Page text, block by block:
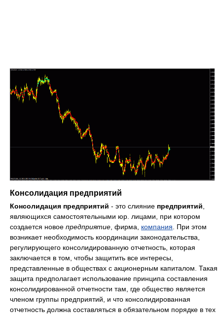
Консолидация предприятий
Консолидация предприятий - это слияние предприятий
являющихся самостоятельными юр. лицами, при котором
создается новое предприятие , фирма, компания . При этом
возникает необходимость координации законодательства,
регулирующего консолидированную отчетность, которая
заключается в том, чтобы защитить все интересы,
представленные в обществах с акционерным капиталом. Такая
защита предполагает использование принципа составления
консолидированной отчетности там, где общество является
членом группы предприятий, и что консолидированная
отчетность должна составляться в обязательном порядке в тех